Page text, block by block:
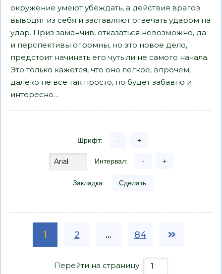
окружение умеют убеждать, а действия врагов
выводят из себя и заставляют отвечать ударом на
удар. Приз заманчив, отказаться невозможно, да
и перспективы огромны, но это новое дело,
предстоит начинать его чуть ли не самого начала.
Это только кажется, что оно легкое, впрочем,
далеко не все так просто, но будет забавно и
интересно…
Шрифт: - +
Интервал: - +
Закладка: Сделать
1 2 ... 84
Перейти на страницу: